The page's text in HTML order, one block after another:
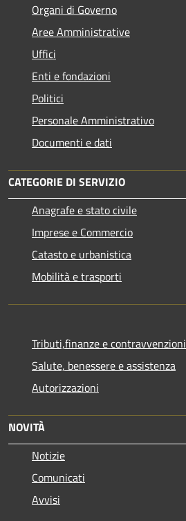
Organi di Governo
Aree Amministrative
Uffici
Enti e fondazioni
Politici
Personale Amministrativo
Documenti e dati
CATEGORIE DI SERVIZIO
Anagrafe e stato civile
Imprese e Commercio
Catasto e urbanistica
Mobilità e trasporti
Tributi,finanze e contravvenzioni
Salute, benessere e assistenza
Autorizzazioni
NOVITÀ
Notizie
Comunicati
Avvisi